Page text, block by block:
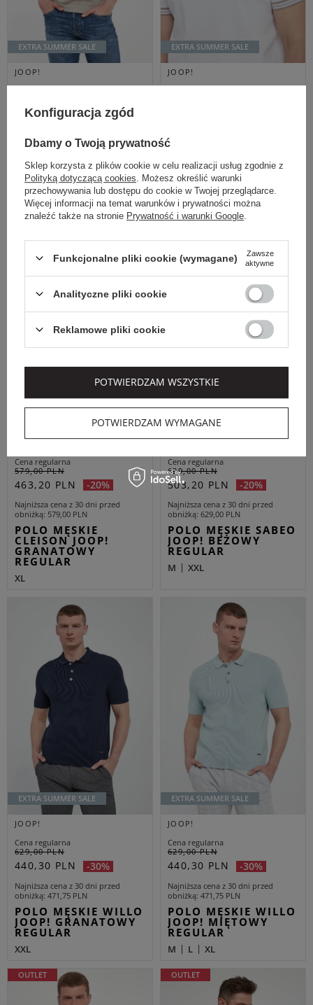
EXTRA SUMMER SALE
JOOP!
439,20 PLN -20%
obniżką 549,00 PLN
POLO MĘSKIE
VANCEO JOOP!
BEŻOWY REGULAR
L
EXTRA SUMMER SALE
JOOP!
obniżką
POLO MĘSKIE
WARLEY JOOP!
BIAŁY REGULAR
M L
EXTRA SUMMER SALE
JOOP!
Cena regularna
579,00 PLN
463,20 PLN -20%
Najniższa cena z 30 dni przed
obniżką 579,00 PLN
POLO MĘSKIE
CLEISON JOOP!
GRANATOWY
REGULAR
XL
EXTRA SUMMER SALE
JOOP!
Cena regularna
629,00 PLN
503,20 PLN -20%
Najniższa cena z 30 dni przed
obniżką 629,00 PLN
POLO MĘSKIE SABEO
JOOP! BEŻOWY
REGULAR
M XXL
EXTRA SUMMER SALE
JOOP!
Cena regularna
629,00 PLN
440,30 PLN -30%
Najniższa cena z 30 dni przed
obniżką 471,75 PLN
POLO MĘSKIE WILLO
JOOP! GRANATOWY
REGULAR
XXL
EXTRA SUMMER SALE
JOOP!
Cena regularna
629,00 PLN
440,30 PLN -30%
Najniższa cena z 30 dni przed
obniżką 471,75 PLN
POLO MĘSKIE WILLO
JOOP! MIĘTOWY
REGULAR
M L XL
OUTLET OUTLET
Konfiguracja zgód
Dbamy o Twoją prywatność
Sklep korzysta z plików cookie w celu realizacji usług zgodnie z
Polityką dotyczącą cookies . Możesz określić warunki
przechowywania lub dostępu do cookie w Twojej przeglądarce.
Więcej informacji na temat warunków i prywatności można
znaleźć także na stronie Prywatność i warunki Google
Funkcjonalne pliki cookie (wymagane)
Zawsze
aktywne
Analityczne pliki cookie
Reklamowe pliki cookie
POTWIERDZAM WYMAGANE
POTWIERDZAM WSZYSTKIE